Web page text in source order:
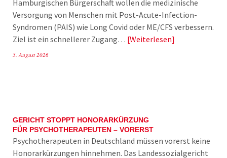
Hamburgischen Bürgerschaft wollen die medizinische
Versorgung von Menschen mit Post-Acute-Infection-
Syndromen (PAIS) wie Long Covid oder ME/CFS verbessern.
Ziel ist ein schnellerer Zugang… Weiterlesen
5. August 2026
GERICHT STOPPT HONORARKÜRZUNG
FÜR PSYCHOTHERAPEUTEN – VORERST
Psychotherapeuten in Deutschland müssen vorerst keine
Honorarkürzungen hinnehmen. Das Landessozialgericht